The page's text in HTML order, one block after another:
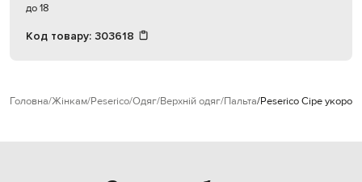
до 18
Код товару: 303618
Головна Жінкам Peserico Одяг Верхній одяг Пальта Peserico Сіре